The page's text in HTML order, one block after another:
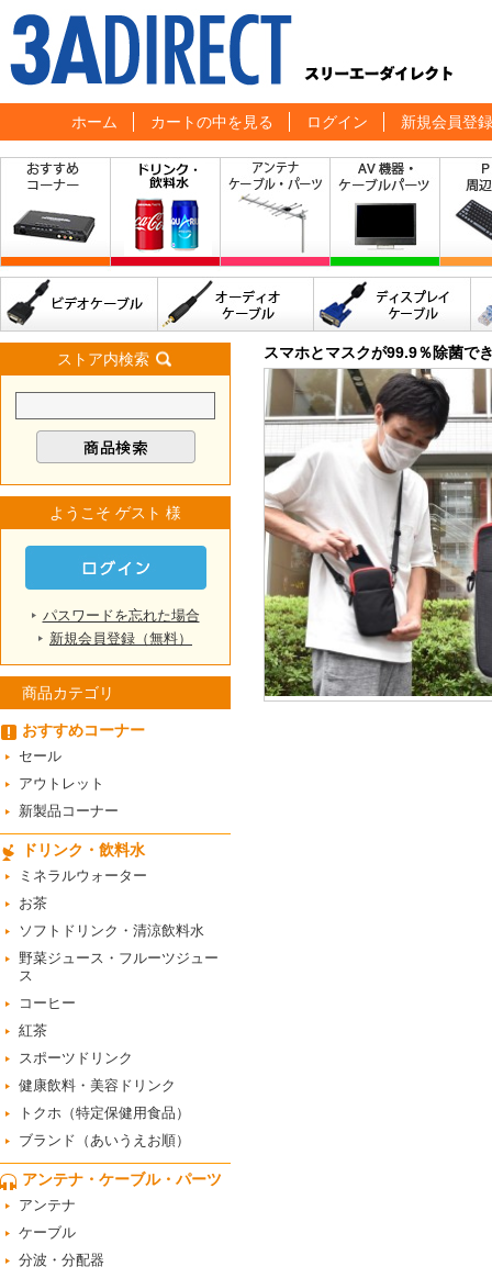
ホーム カートの中を見る ログイン 新規会員登録
ストア内検索
ようこそ ゲスト 様
パスワードを忘れた場合
新規会員登録（無料）
商品カテゴリ
おすすめコーナー
セール
アウトレット
新製品コーナー
ドリンク・飲料水
ミネラルウォーター
お茶
ソフトドリンク・清涼飲料水
野菜ジュース・フルーツジュー
ス
コーヒー
紅茶
スポーツドリンク
健康飲料・美容ドリンク
トクホ（特定保健用食品）
ブランド（あいうえお順）
アンテナ・ケーブル・パーツ
アンテナ
ケーブル
分波・分配器
スマホとマスクが99.9％除菌